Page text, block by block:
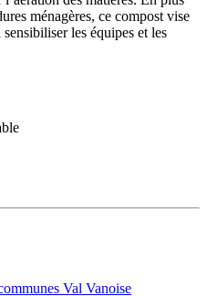
ménagères, ce compost vise
sensibiliser les équipes et les
Val Vanoise